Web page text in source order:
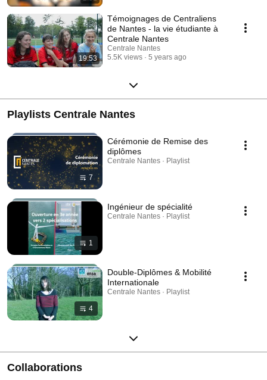
19:53
Témoignages de Centraliens
de Nantes - la vie étudiante à
Centrale Nantes
Centrale Nantes
5.5K views
5 years ago
Playlists Centrale Nantes
7
Cérémonie de Remise des
diplômes
Centrale Nantes · Playlist
1
Ingénieur de spécialité
Centrale Nantes · Playlist
4
Double-Diplômes & Mobilité
Internationale
Centrale Nantes · Playlist
Collaborations